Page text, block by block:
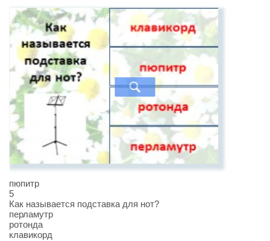
пюпитр
5
Как называется подставка для нот?
перламутр
ротонда
клавикорд